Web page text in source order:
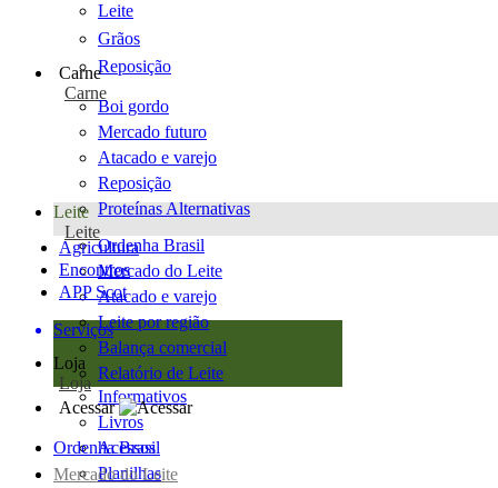
Leite
Grãos
Reposição
Carne
Carne
Boi gordo
Mercado futuro
Atacado e varejo
Reposição
Proteínas Alternativas
Leite
Leite
Ordenha Brasil
Mercado do Leite
Atacado e varejo
Leite por região
Balança comercial
Relatório de Leite
Agricultura
Encontros
APP Scot
Serviços
Loja
Loja
Informativos
Livros
Acessos
Planilhas
Acessar
Ordenha Brasil
Mercado do Leite